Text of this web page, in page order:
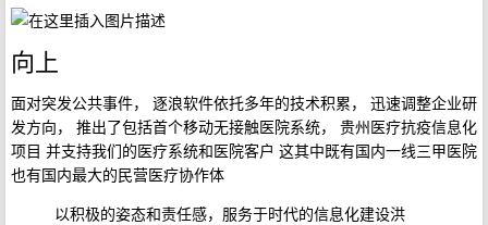
向上
面对突发公共事件， 逐浪软件依托多年的技术积累， 迅速调整企业研
发方向， 推出了包括首个移动无接触医院系统， 贵州医疗抗疫信息化
项目 并支持我们的医疗系统和医院客户 这其中既有国内一线三甲医院
也有国内最大的民营医疗协作体
以积极的姿态和责任感，服务于时代的信息化建设洪